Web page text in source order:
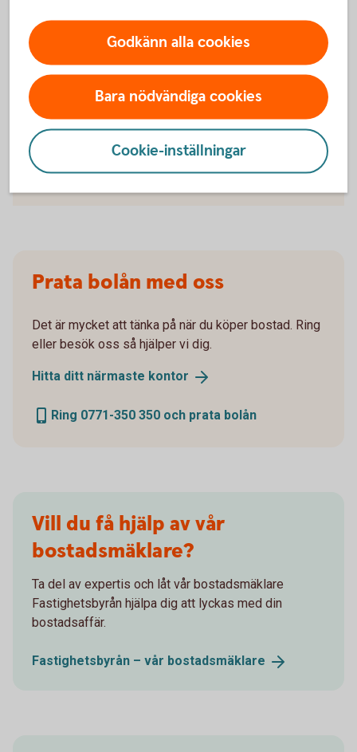
Bostadsföreningens ekonomi
För att se detta innehåll behöver du först
godkänna cookies för Funktioner, prestanda
Inställningar för cookies
Prata bolån med oss
Det är mycket att tänka på när du köper bostad. Ring
eller besök oss så hjälper vi dig.
Hitta ditt närmaste kontor
Ring 0771-350 350 och prata bolån
Vill du få hjälp av vår
bostadsmäklare?
Ta del av expertis och låt vår bostadsmäklare
Fastighetsbyrån hjälpa dig att lyckas med din
bostadsaffär.
Fastighetsbyrån – vår bostadsmäklare
Godkänn alla cookies
Bara nödvändiga cookies
Cookie-inställningar